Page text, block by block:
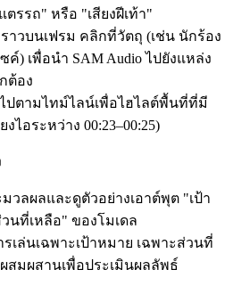
ตรรถ" หรือ "เสียงฝีเท้า"
าวบนเฟรม คลิกที่วัตถุ (เช่น นักร้อง
ค์) เพื่อนำ SAM Audio ไปยังแหล่ง
ต้อง
ไปตามไทม์ไลน์เพื่อไฮไลต์พื้นที่ที่มี
ไอระหว่าง 00:23–00:25)
วลผลและดูตัวอย่างเอาต์พุต "เป้า
นที่เหลือ" ของโมเดล
เล่นเฉพาะเป้าหมาย เฉพาะส่วนที่
สมผสานเพื่อประเมินผลลัพธ์